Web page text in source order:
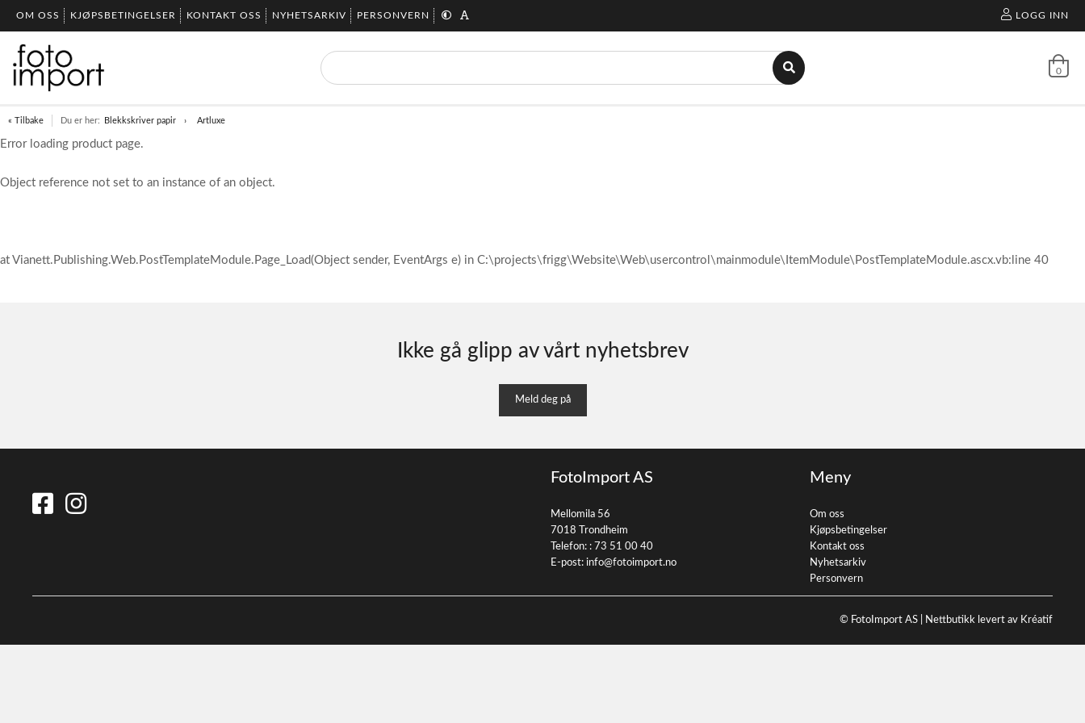
OM OSS KJØPSBETINGELSER KONTAKT OSS NYHETSARKIV PERSONVERN LOGG INN
0
« Tilbake Du er her: Blekkskriver papir Artluxe
Error loading product page.
Object reference not set to an instance of an object.
at Vianett.Publishing.Web.PostTemplateModule.Page_Load(Object sender, EventArgs e) in C:\projects\frigg\Website\Web\usercontrol\mainmodule\ItemModule\PostTemplateModule.ascx.vb:line 40
Ikke gå glipp av vårt nyhetsbrev
Meld deg på
FotoImport AS
Mellomila 56
7018 Trondheim
Telefon: : 73 51 00 40
E-post: info@fotoimport.no
Meny
Om oss
Kjøpsbetingelser
Kontakt oss
Nyhetsarkiv
Personvern
© FotoImport AS | Nettbutikk levert av Kréatif